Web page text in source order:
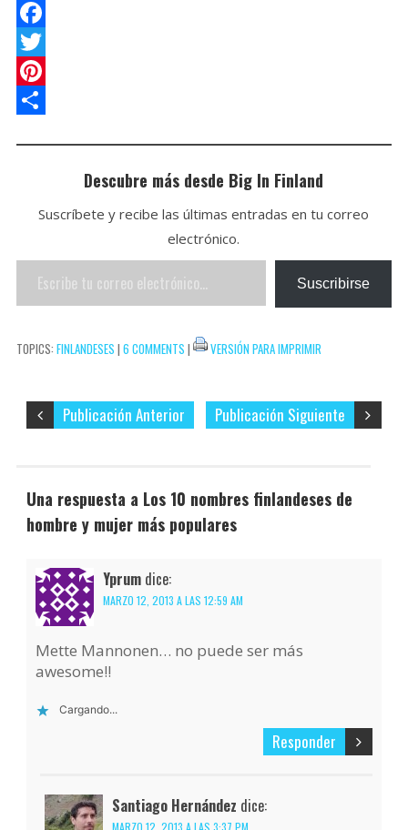
a
t
s
A
o
c
k
e
E
m
a
F
a
c
T
w
P
s
t
Descubre más desde Big In Finland
Suscríbete y recibe las últimas entradas en tu correo
electrónico.
Escribe
tu
electrónico…
Suscribirse
TOPICS: FINLANDESES | 6 COMMENTS | VERSIÓN PARA IMPRIMIR
Publicación Siguiente
Publicación Anterior
Una respuesta a Los 10 nombres finlandeses de
hombre y mujer más populares
Yprum dice:
MARZO 12, 2013 A LAS 12:59 AM
Mette Mannonen… no puede ser más
awesome!!
Cargando...
Responder
Santiago Hernández dice: